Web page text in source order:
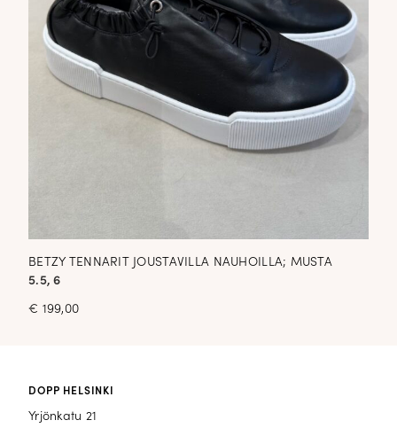
BETZY TENNARIT JOUSTAVILLA NAUHOILLA; MUSTA
5.5, 6
€ 199,00
DOPP HELSINKI
Yrjönkatu 21